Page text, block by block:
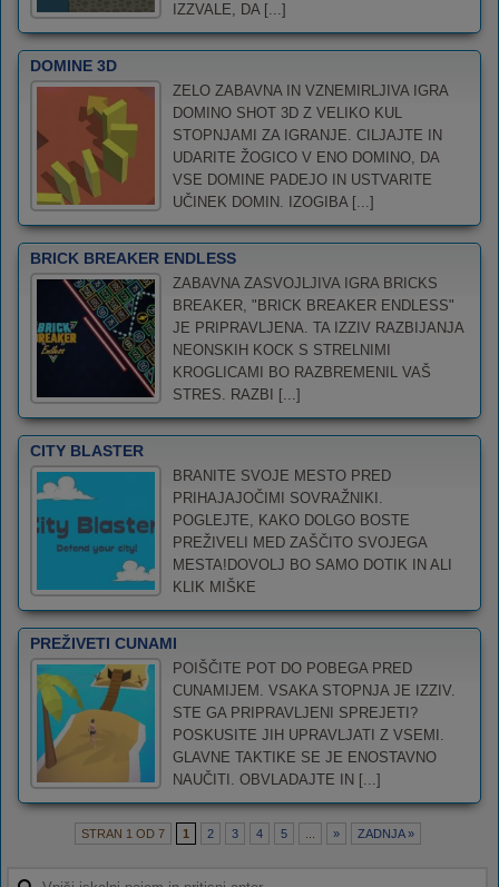
IZZVALE, DA [...]
DOMINE 3D
ZELO ZABAVNA IN VZNEMIRLJIVA IGRA
DOMINO SHOT 3D Z VELIKO KUL
STOPNJAMI ZA IGRANJE. CILJAJTE IN
UDARITE ŽOGICO V ENO DOMINO, DA
VSE DOMINE PADEJO IN USTVARITE
UČINEK DOMIN. IZOGIBA [...]
BRICK BREAKER ENDLESS
ZABAVNA ZASVOJLJIVA IGRA BRICKS
BREAKER, "BRICK BREAKER ENDLESS"
JE PRIPRAVLJENA. TA IZZIV RAZBIJANJA
NEONSKIH KOCK S STRELNIMI
KROGLICAMI BO RAZBREMENIL VAŠ
STRES. RAZBI [...]
CITY BLASTER
BRANITE SVOJE MESTO PRED
PRIHAJAJOČIMI SOVRAŽNIKI.
POGLEJTE, KAKO DOLGO BOSTE
PREŽIVELI MED ZAŠČITO SVOJEGA
MESTA!DOVOLJ BO SAMO DOTIK IN ALI
KLIK MIŠKE
PREŽIVETI CUNAMI
POIŠČITE POT DO POBEGA PRED
CUNAMIJEM. VSAKA STOPNJA JE IZZIV.
STE GA PRIPRAVLJENI SPREJETI?
POSKUSITE JIH UPRAVLJATI Z VSEMI.
GLAVNE TAKTIKE SE JE ENOSTAVNO
NAUČITI. OBVLADAJTE IN [...]
STRAN 1 OD 7 1 2 3 4 5 » ZADNJA »